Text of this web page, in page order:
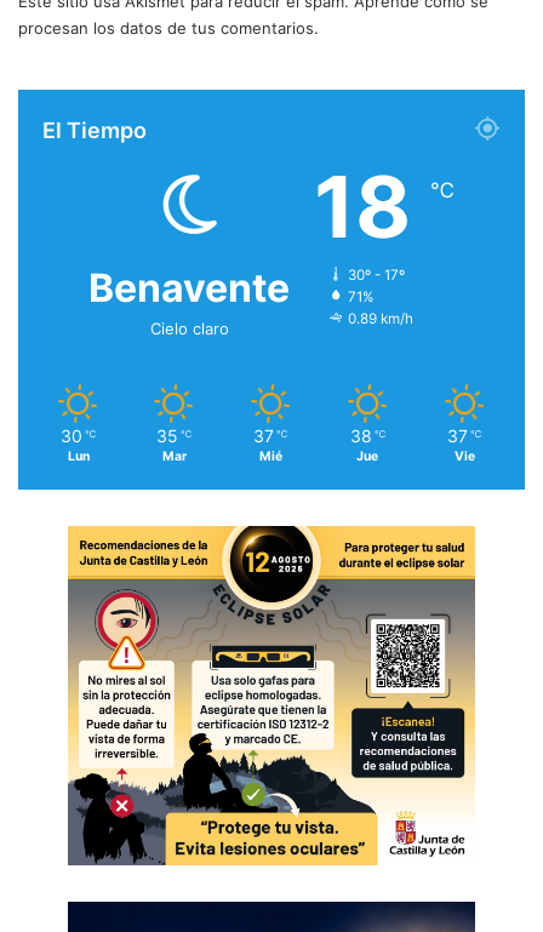
procesan los datos de tus comentarios.
El Tiempo
Benavente
Cielo claro
18 ℃
30º - 17º
71%
0.89 km/h
30 ℃
Lun
35 ℃
Mar
37 ℃
Mié
38 ℃
Jue
37 ℃
Vie